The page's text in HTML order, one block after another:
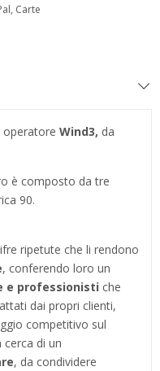
Carte
operatore Wind3, da
è composto da tre
90.
ripetute che li rendono
, conferendo loro un
e professionisti che
dai propri clienti,
competitivo sul
di un
, da condividere